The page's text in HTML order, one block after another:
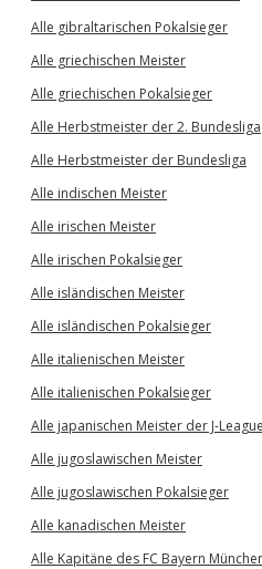
Alle gibraltarischen Pokalsieger
Alle griechischen Meister
Alle griechischen Pokalsieger
Alle Herbstmeister der 2. Bundesliga
Alle Herbstmeister der Bundesliga
Alle indischen Meister
Alle irischen Meister
Alle irischen Pokalsieger
Alle isländischen Meister
Alle isländischen Pokalsieger
Alle italienischen Meister
Alle italienischen Pokalsieger
Alle japanischen Meister der J-League
Alle jugoslawischen Meister
Alle jugoslawischen Pokalsieger
Alle kanadischen Meister
Alle Kapitäne des FC Bayern